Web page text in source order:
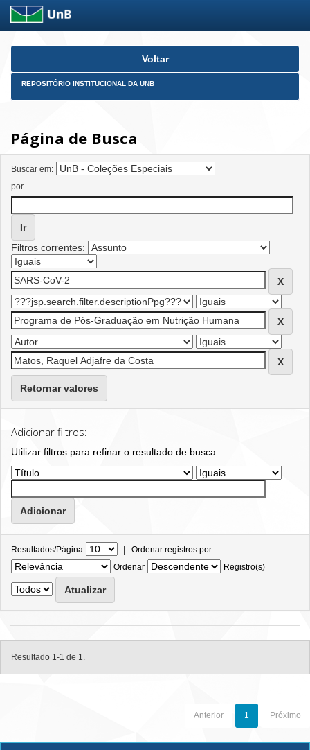
Skip
Voltar
REPOSITÓRIO INSTITUCIONAL DA UNB
Página de Busca
Buscar em:
por
Filtros correntes:
Retornar valores
Adicionar filtros:
Utilizar filtros para refinar o resultado de busca.
Resultados/Página | Ordenar registros por
Ordenar
Registro(s)
Resultado 1-1 de 1.
Anterior 1 Próximo